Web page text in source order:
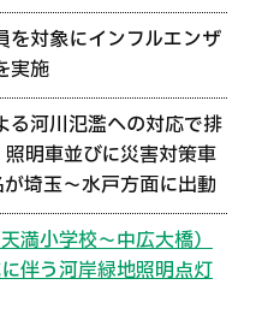
を対象にインフルエンザ
実施
る河川氾濫への対応で排
明車並びに災害対策車
埼玉〜水戸方面に出動
満小学校〜中広大橋）
伴う河岸緑地照明点灯